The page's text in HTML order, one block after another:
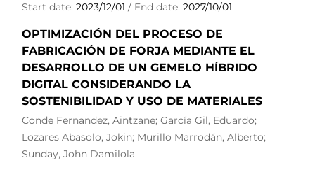
Start date: 2023/12/01 / End date: 2027/10/01
OPTIMIZACIÓN DEL PROCESO DE
FABRICACIÓN DE FORJA MEDIANTE EL
DESARROLLO DE UN GEMELO HÍBRIDO
DIGITAL CONSIDERANDO LA
SOSTENIBILIDAD Y USO DE MATERIALES
Conde Fernandez, Aintzane; García Gil, Eduardo;
Lozares Abasolo, Jokin; Murillo Marrodán, Alberto;
Sunday, John Damilola